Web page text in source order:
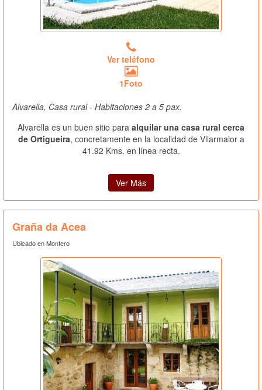
Ver teléfono
1Foto
Alvarella, Casa rural - Habitaciones 2 a 5 pax.
Alvarella es un buen sitio para alquilar una casa rural cerca
de Ortigueira, concretamente en la localidad de Vilarmaior a
41.92 Kms. en línea recta.
Ver Más
Graña da Acea
Ubicado en Monfero